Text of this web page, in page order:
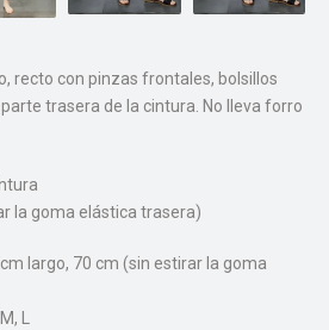
recto con pinzas frontales, bolsillos
trasera de la cintura. No lleva forro
la goma elástica trasera)
largo, 70 cm (sin estirar la goma
L